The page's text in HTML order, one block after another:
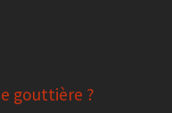
gouttière ?